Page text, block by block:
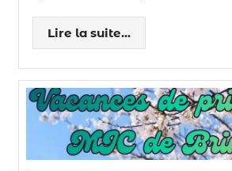
Lire la suite...